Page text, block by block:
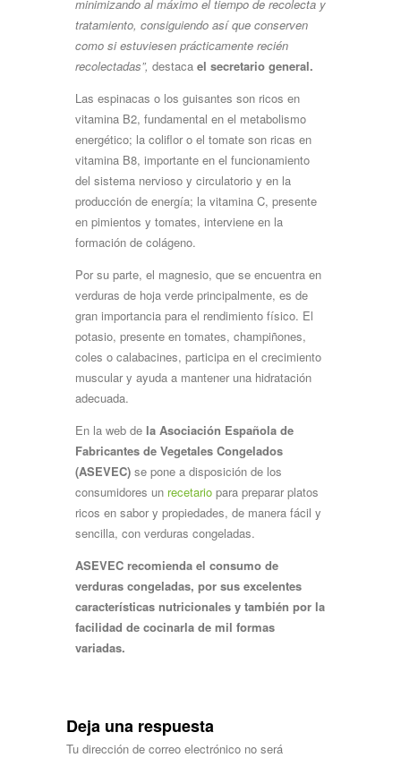
minimizando al máximo el tiempo de recolecta y
tratamiento, consiguiendo así que conserven
como si estuviesen prácticamente recién
recolectadas”, destaca el secretario general.
Las espinacas o los guisantes son ricos en
vitamina B2, fundamental en el metabolismo
energético; la coliflor o el tomate son ricas en
vitamina B8, importante en el funcionamiento
del sistema nervioso y circulatorio y en la
producción de energía; la vitamina C, presente
en pimientos y tomates, interviene en la
formación de colágeno.
Por su parte, el magnesio, que se encuentra en
verduras de hoja verde principalmente, es de
gran importancia para el rendimiento físico. El
potasio, presente en tomates, champiñones,
coles o calabacines, participa en el crecimiento
muscular y ayuda a mantener una hidratación
adecuada.
En la web de la Asociación Española de
Fabricantes de Vegetales Congelados
(ASEVEC) se pone a disposición de los
consumidores un recetario para preparar platos
ricos en sabor y propiedades, de manera fácil y
sencilla, con verduras congeladas.
ASEVEC recomienda el consumo de
verduras congeladas, por sus excelentes
características nutricionales y también por la
facilidad de cocinarla de mil formas
variadas.
Deja una respuesta
Tu dirección de correo electrónico no será